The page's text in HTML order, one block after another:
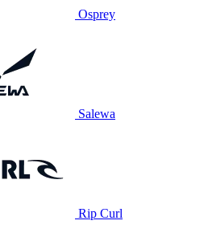
Osprey
Salewa
Rip Curl